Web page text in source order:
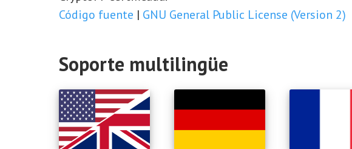
Código fuente | GNU General Public License (Version 2)
Soporte multilingüe